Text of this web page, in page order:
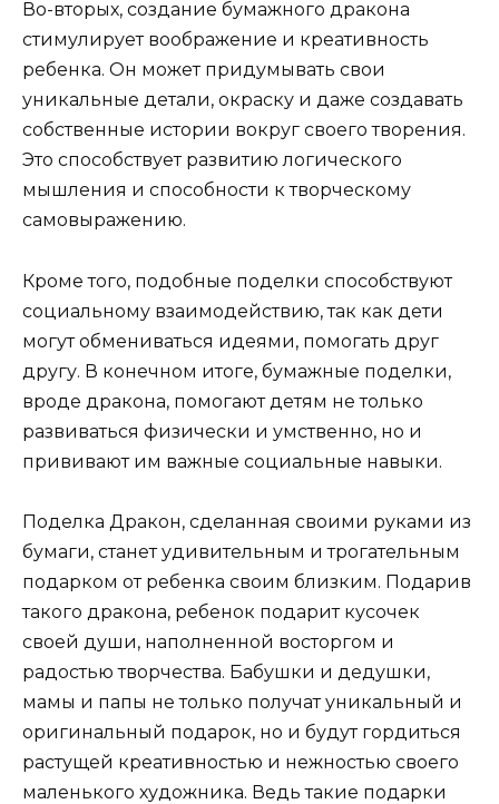
Во-вторых, создание бумажного дракона
стимулирует воображение и креативность
ребенка. Он может придумывать свои
уникальные детали, окраску и даже создавать
собственные истории вокруг своего творения.
Это способствует развитию логического
мышления и способности к творческому
самовыражению.
Кроме того, подобные поделки способствуют
социальному взаимодействию, так как дети
могут обмениваться идеями, помогать друг
другу. В конечном итоге, бумажные поделки,
вроде дракона, помогают детям не только
развиваться физически и умственно, но и
прививают им важные социальные навыки.
Поделка Дракон, сделанная своими руками из
бумаги, станет удивительным и трогательным
подарком от ребенка своим близким. Подарив
такого дракона, ребенок подарит кусочек
своей души, наполненной восторгом и
радостью творчества. Бабушки и дедушки,
мамы и папы не только получат уникальный и
оригинальный подарок, но и будут гордиться
растущей креативностью и нежностью своего
маленького художника. Ведь такие подарки